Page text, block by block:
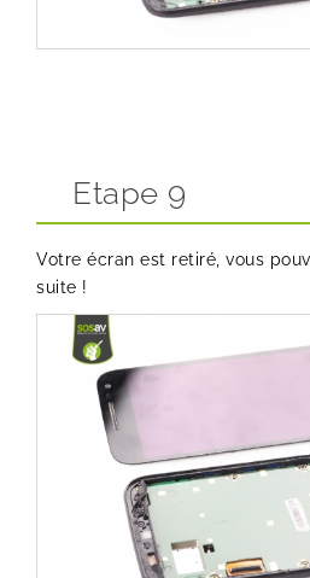
Etape 9
Votre écran est retiré, vous
suite !